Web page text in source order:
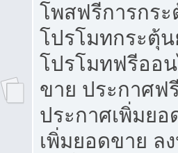
โพสฟรีการกร
โปรโมทกระตุ้
โปรโมทฟรีออ
ขาย ประกาศฟ
ประกาศเพิ่มย
เพิ่มยอดขาย ล